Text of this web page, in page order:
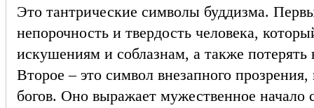
Это тантрические символы буддизма.
непорочность и твердость человека,
искушениям и соблазнам, а также потерять
Второе – это символ внезапного
богов. Оно выражает мужественное начало